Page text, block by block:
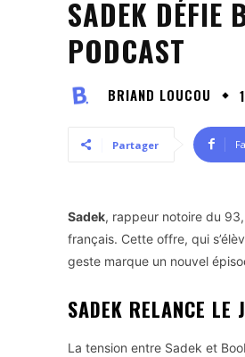
SADEK
PODCAST
BRIAND LOUCOU
Partager
Sadek, rappeur notoire du
français. Cette offre, qui
geste marque un nouvel
SADEK RELANCE LE
La tension entre Sadek et